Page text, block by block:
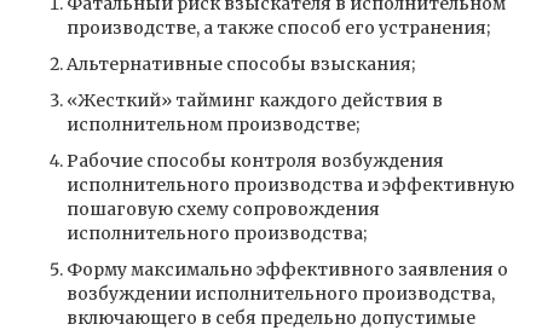
производстве, а также способ его устранения;
Альтернативные способы взыскания;
«Жесткий» тайминг каждого действия в
исполнительном производстве;
Рабочие способы контроля возбуждения
исполнительного производства и эффективную
пошаговую схему сопровождения
исполнительного производства;
Форму максимально эффективного заявления о
возбуждении исполнительного производства,
включающего в себя предельно допустимые